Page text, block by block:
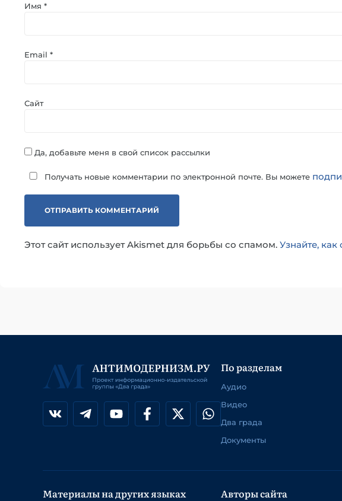
Имя *
Email *
Сайт
Да, добавьте меня в свой список рассылки
Получать новые комментарии по электронной почте. Вы можете
Этот сайт использует Akismet для борьбы со спамом. Узнайте,
По разделам
Аудио
Видео
Два града
Документы
Материалы на других языках Авторы сайта